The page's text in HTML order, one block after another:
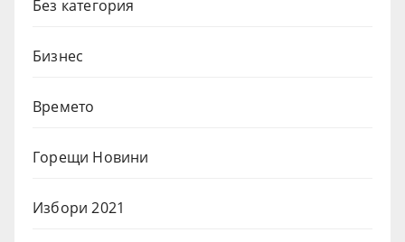
Без категория
Бизнес
Времето
Горещи Новини
Избори 2021